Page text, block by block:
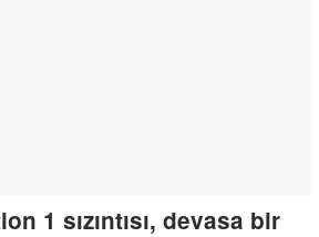
1 sızıntısı, devasa bir